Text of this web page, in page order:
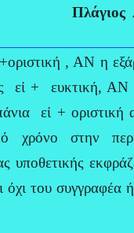
Πλάγιος
, ΑΝ η
+ ευκτική, ΑΝ η
εἰ + οριστική
χρόνο στην
υποθετικής
όχι του συγγραφέα